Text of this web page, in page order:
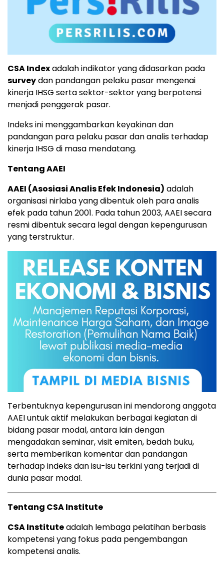
CSA Indexadalah indikator yang didasarkan pada
surveydan pandangan pelaku pasar mengenai
kinerja IHSG serta sektor-sektor yang berpotensi
menjadi penggerak pasar.
Indeks ini menggambarkan keyakinan dan
pandangan para pelaku pasar dan analis terhadap
kinerja IHSG di masa mendatang.
Tentang AAEI
AAEI (Asosiasi Analis Efek Indonesia) adalah
organisasi nirlaba yang dibentuk oleh para analis
efek pada tahun 2001. Pada tahun 2003, AAEI secara
resmi dibentuk secara legal dengan kepengurusan
yang terstruktur.
Terbentuknya kepengurusan ini mendorong anggota
AAEI untuk aktif melakukan berbagai kegiatan di
bidang pasar modal, antara lain dengan
mengadakan seminar, visit emiten, bedah buku,
serta memberikan komentar dan pandangan
terhadap indeks dan isu-isu terkini yang terjadi di
dunia pasar modal.
Tentang CSA Institute
CSA Instituteadalah lembaga pelatihan berbasis
kompetensi yang fokus pada pengembangan
kompetensi analis.